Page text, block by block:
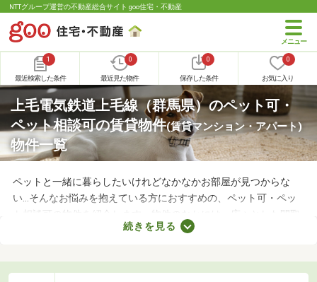
NTTグループ運営の不動産総合サイト goo住宅・不動産
1
最近検索した条件
0
最近見た物件
0
保存した条件
0
お気に入り
上毛電気鉄道上毛線（群馬県）のペット可・
ペット相談可の賃貸物件(賃貸マンション・アパート)
物件一覧
ペットと一緒に暮らしたいけれどなかなかお部屋が見つからな
い…そんなお悩みを抱えている方におすすめの、ペット可・ペッ
ト相談可の物件を紹介します。物件のなかには、広々とした間取
りや新しい設備を備えているお部屋もあります。人とペットが安
できるお部屋を探してみてくださいね。
続きを見る